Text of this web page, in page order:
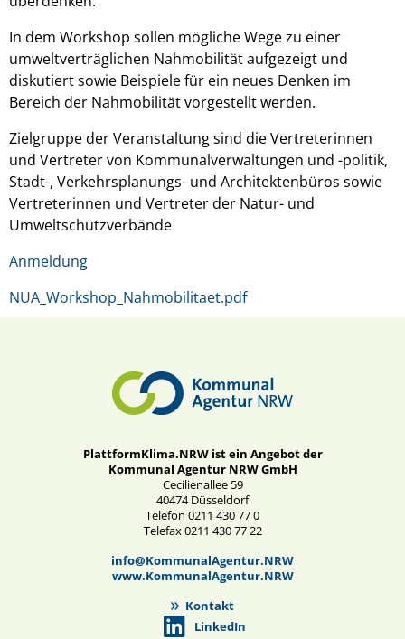
In dem Workshop sollen mögliche Wege zu einer
umweltverträglichen Nahmobilität aufgezeigt und
diskutiert sowie Beispiele für ein neues Denken im
Bereich der Nahmobilität vorgestellt werden.
Zielgruppe der Veranstaltung sind die Vertreterinnen
und Vertreter von Kommunalverwaltungen und -politik,
Stadt-, Verkehrsplanungs- und Architektenbüros sowie
Vertreterinnen und Vertreter der Natur- und
Umweltschutzverbände
Anmeldung
NUA_Workshop_Nahmobilitaet.pdf
PlattformKlima.NRW ist ein Angebot der
Kommunal Agentur NRW GmbH
Cecilienallee 59
40474 Düsseldorf
Telefon 0211 430 77 0
Telefax 0211 430 77 22
info@KommunalAgentur.NRW
www.KommunalAgentur.NRW
Kontakt
LinkedIn